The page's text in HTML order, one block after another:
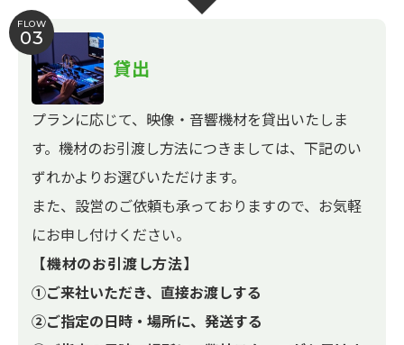
FLOW
03
貸出
プランに応じて、映像・音響機材を貸出いたしま
す。機材のお引渡し方法につきましては、下記のい
ずれかよりお選びいただけます。
また、設営のご依頼も承っておりますので、お気軽
にお申し付けください。
【機材のお引渡し方法】
①ご来社いただき、直接お渡しする
②ご指定の日時・場所に、発送する